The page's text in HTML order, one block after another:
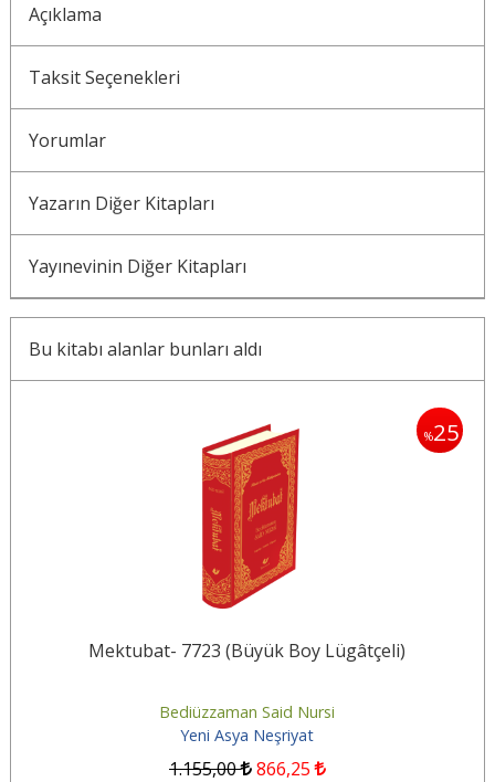
Açıklama
Taksit Seçenekleri
Yorumlar
Yazarın Diğer Kitapları
Yayınevinin Diğer Kitapları
Bu kitabı alanlar bunları aldı
%25
Mektubat- 7723 (Büyük Boy Lügâtçeli)
Bediüzzaman Said Nursi
Yeni Asya Neşriyat
1.155,00 866,25